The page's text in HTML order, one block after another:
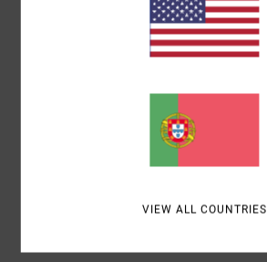
Etiqueta RVCA no bolso traseiro
Serigrafia na perna esquerda
Envio& Devoluciones
VIEW ALL COUNTRIES